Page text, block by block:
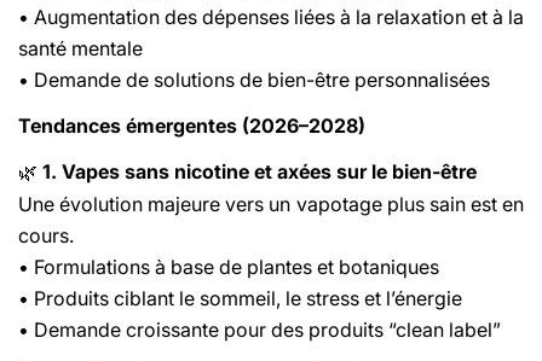
• Augmentation des dépenses liées à la relaxation et à la
santé mentale
• Demande de solutions de bien-être personnalisées
Tendances émergentes (2026–2028)
🌿 1. Vapes sans nicotine et axées sur le bien-être
Une évolution majeure vers un vapotage plus sain est en
cours.
• Formulations à base de plantes et botaniques
• Produits ciblant le sommeil, le stress et l’énergie
• Demande croissante pour des produits “clean label”